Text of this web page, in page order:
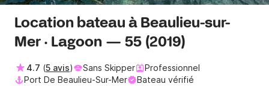
Location bateau à Beaulieu-sur-
Mer · Lagoon — 55 (2019)
4.7 (5 avis) Sans Skipper
Professionnel
Port De Beaulieu-Sur-Mer
Bateau vérifié